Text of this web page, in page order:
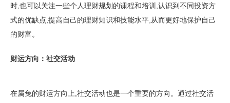
时,也可以关注一些个人理财规划的课程和培训,认识到不同投资方
式的优缺点,提高自己的理财知识和技能水平,从而更好地保护自己
的财富。
财运方向：社交活动
在属兔的财运方向上,社交活动也是一个重要的方向。通过社交活